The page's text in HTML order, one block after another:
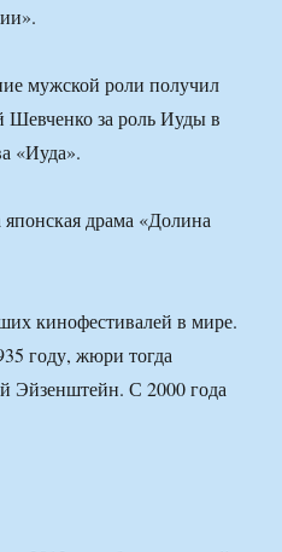
мужской роли получил
Шевченко за роль Иуды в
«Иуда».
драма «Долина
кинофестивалей в мире.
году, жюри тогда
Эйзенштейн. С 2000 года